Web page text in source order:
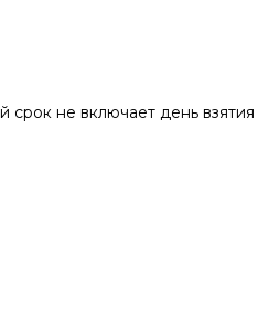
срок не включает день взятия